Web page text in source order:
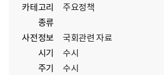
카테고리
주요정책
종류
사전정보
국회관련 자료
시기
수시
주기
수시